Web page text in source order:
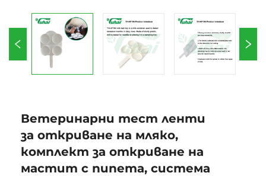
Ветеринарни тест ленти
за откриване на мляко,
комплект за откриване на
мастит с пипета, система